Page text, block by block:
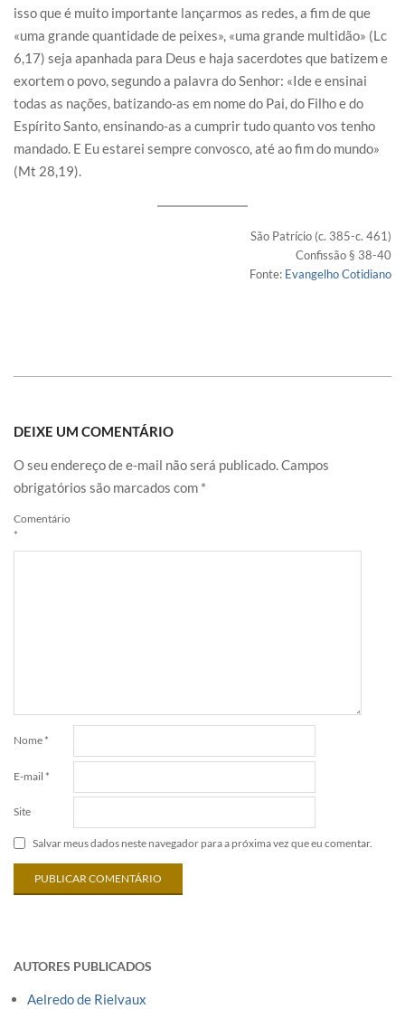
isso que é muito importante lançarmos as redes, a fim de que
«uma grande quantidade de peixes», «uma grande multidão» (Lc
6,17) seja apanhada para Deus e haja sacerdotes que batizem e
exortem o povo, segundo a palavra do Senhor: «Ide e ensinai
todas as nações, batizando-as em nome do Pai, do Filho e do
Espírito Santo, ensinando-as a cumprir tudo quanto vos tenho
mandado. E Eu estarei sempre convosco, até ao fim do mundo»
(Mt 28,19).
São Patrício (c. 385-c. 461)
Confissão § 38-40
Fonte: Evangelho Cotidiano
DEIXE UM COMENTÁRIO
O seu endereço de e-mail não será publicado.Campos
obrigatórios são marcados com *
Comentário
*
Nome *
E-mail *
Site
Salvar meus dados neste navegador para a próxima vez que eu comentar.
AUTORES PUBLICADOS
Aelredo de Rielvaux